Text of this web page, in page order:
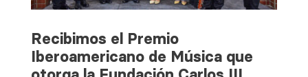
Recibimos el Premio
Iberoamericano de Música que